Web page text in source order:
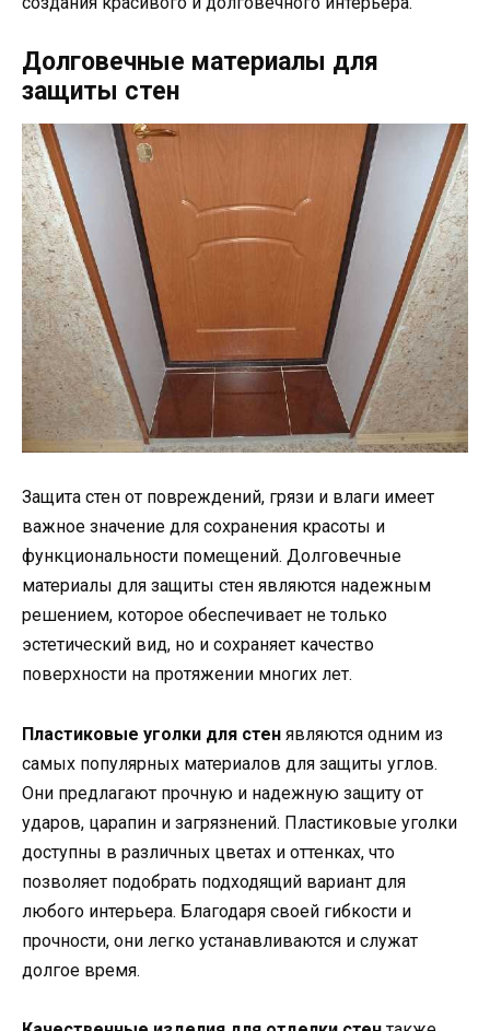
Долговечные материалы для
защиты стен
Защита стен от повреждений, грязи и влаги имеет
важное значение для сохранения красоты и
функциональности помещений. Долговечные
материалы для защиты стен являются надежным
решением, которое обеспечивает не только
эстетический вид, но и сохраняет качество
поверхности на протяжении многих лет.
Пластиковые уголки для стен являются одним из
самых популярных материалов для защиты углов.
Они предлагают прочную и надежную защиту от
ударов, царапин и загрязнений. Пластиковые уголки
доступны в различных цветах и оттенках, что
позволяет подобрать подходящий вариант для
любого интерьера. Благодаря своей гибкости и
прочности, они легко устанавливаются и служат
долгое время.